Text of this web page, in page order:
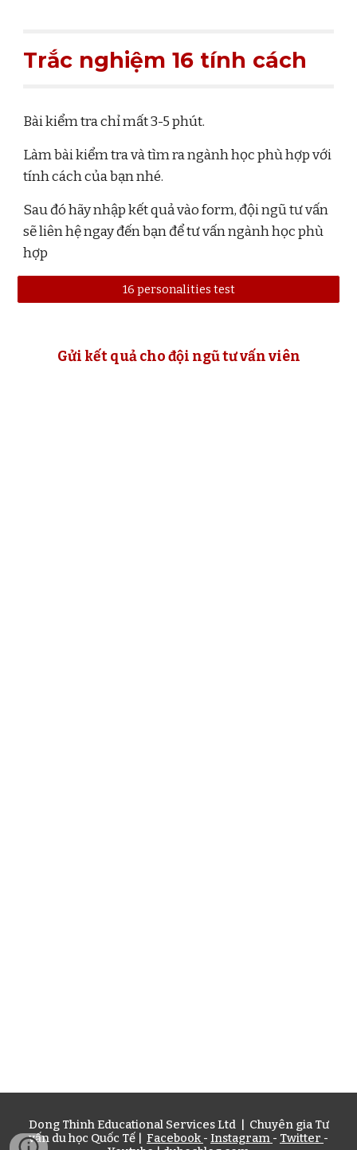
Trắc nghiệm 16 tính cách
Bài kiểm tra chỉ mất 3-5 phút.
Làm bài kiểm tra và tìm ra ngành học phù hợp với
tính cách của bạn nhé.
Sau đó hãy nhập kết quả vào form, đội ngũ tư vấn
sẽ liên hệ ngay đến bạn để tư vấn ngành học phù
hợp
16 personalities test
Gửi kết quả cho đội ngũ tư vấn viên
Dong Thinh Educational Services Ltd | Chuyên gia Tư
vấn du học Quốc Tế | Facebook - Instagram - Twitter -